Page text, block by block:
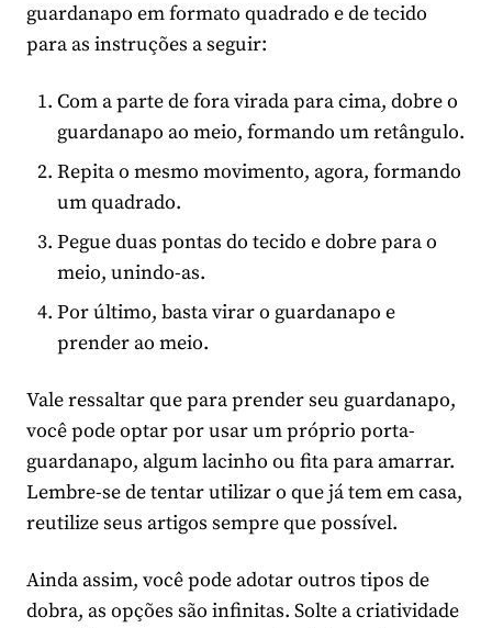
guardanapo em formato quadrado e de tecido
para as instruções a seguir:
Com a parte de fora virada para cima, dobre o
guardanapo ao meio, formando um retângulo.
Repita o mesmo movimento, agora, formando
um quadrado.
Pegue duas pontas do tecido e dobre para o
meio, unindo-as.
Por último, basta virar o guardanapo e
prender ao meio.
Vale ressaltar que para prender seu guardanapo,
você pode optar por usar um próprio porta-
guardanapo, algum lacinho ou fita para amarrar.
Lembre-se de tentar utilizar o que já tem em casa,
reutilize seus artigos sempre que possível.
Ainda assim, você pode adotar outros tipos de
dobra, as opções são infinitas. Solte a criatividade